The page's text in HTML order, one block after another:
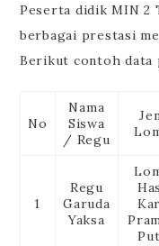
Peserta didik MIN 2
berbagai prestasi
Berikut contoh data
No
Nama
Siswa
/ Regu
1
Regu
Garuda
Yaksa